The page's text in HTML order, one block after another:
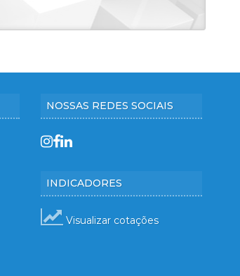
NOSSAS REDES SOCIAIS
INDICADORES
Visualizar cotações